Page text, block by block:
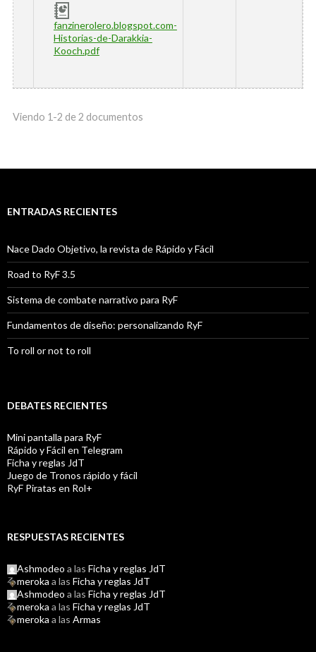
fanzinerolero.blogspot.com-
Historias-de-Darakkia-
Kooch.pdf
Viendo 1-2 de 2 documentos
ENTRADAS RECIENTES
Nace Dado Objetivo, la revista de Rápido y Fácil
Road to RyF 3.5
Sistema de combate narrativo para RyF
Fundamentos de diseño: personalizando RyF
To roll or not to roll
DEBATES RECIENTES
Mini pantalla para RyF
Rápido y Fácil en Telegram
Ficha y reglas JdT
Juego de Tronos rápido y fácil
RyF Piratas en Rol+
RESPUESTAS RECIENTES
Ashmodeo a las Ficha y reglas JdT
meroka a las Ficha y reglas JdT
Ashmodeo a las Ficha y reglas JdT
meroka a las Ficha y reglas JdT
meroka a las Armas